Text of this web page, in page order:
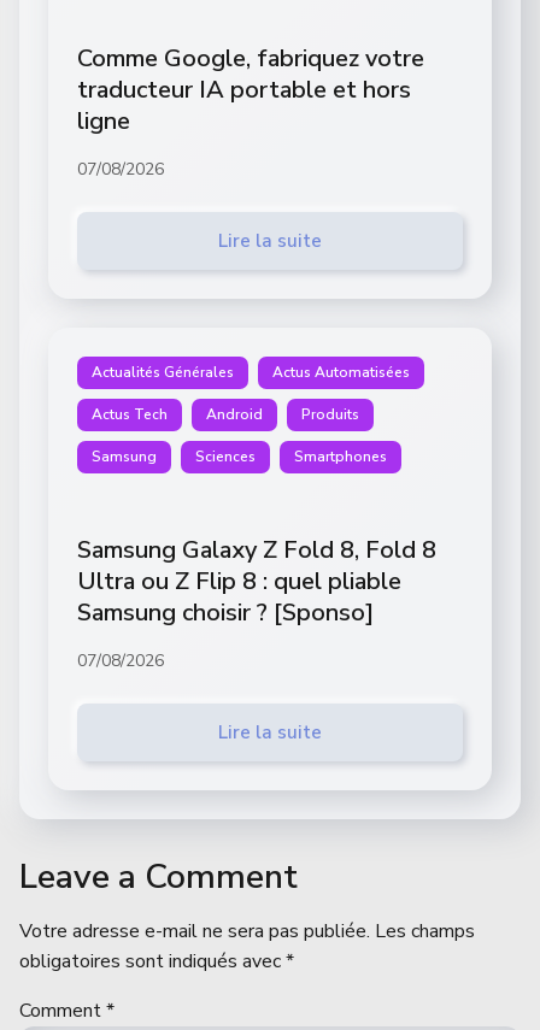
Comme Google, fabriquez votre
traducteur IA portable et hors
ligne
07/08/2026
Lire la suite
Actualités Générales Actus Automatisées
Actus Tech Android Produits
Samsung Sciences Smartphones
Samsung Galaxy Z Fold 8, Fold 8
Ultra ou Z Flip 8 : quel pliable
Samsung choisir ? [Sponso]
07/08/2026
Lire la suite
Leave a Comment
Votre adresse e-mail ne sera pas publiée. Les champs
obligatoires sont indiqués avec*
Comment*